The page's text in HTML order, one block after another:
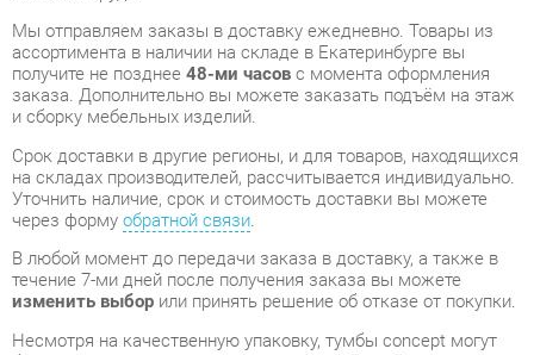
Срок доставки в другие регионы, и для товаров, находящихся
на складах производителей, рассчитывается индивидуально.
Уточнить наличие, срок и стоимость доставки вы можете
через форму обратной связи
В любой момент до передачи заказа в доставку, а также в
течение 7-ми дней после получения заказа вы можете
изменить выборили принять решение об отказе от покупки.
Несмотря на качественную упаковку, тумбы concept могут
быть повреждены при транспортировке. Если Вы заметили
Повторная доставка товара -бесплатна .
На всю мебель категории Тумбы CONCEPT распространяется
приобретения.